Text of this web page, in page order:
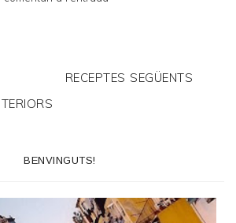
RECEPTES SEGÜENTS
BENVINGUTS!